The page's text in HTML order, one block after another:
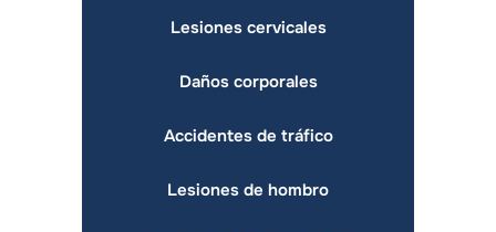
Lesiones cervicales
Daños corporales
Accidentes de tráfico
Lesiones de hombro